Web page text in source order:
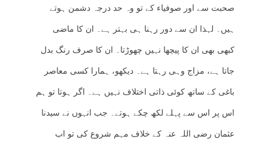
صحبت سے اور صوفیاء کے تو وہ حد درجہ دشمن ہوتے
ہیں۔ لہذا ان سے دور رہنا ہی بہتر ہے۔ ان کا ماضی
کبھی بھی ان کا پیچھا نہیں چھوڑتا۔ ان کا صرف رنگ بدل
جاتا ہے، مزاج وہی رہتا ہے۔ دیکھو، ہمارا کسی معاصر
باغی کے ساتھ کوئی ذاتی اختلاف نہیں ہے۔ اگر ہوتا تو ہم
اس پر اس سے پہلے لکھ چکے ہوتے۔ جب انہوں نے سیدنا
عثمان رضی اللہ عنہ کے خلاف مہم شروع کی تو اب